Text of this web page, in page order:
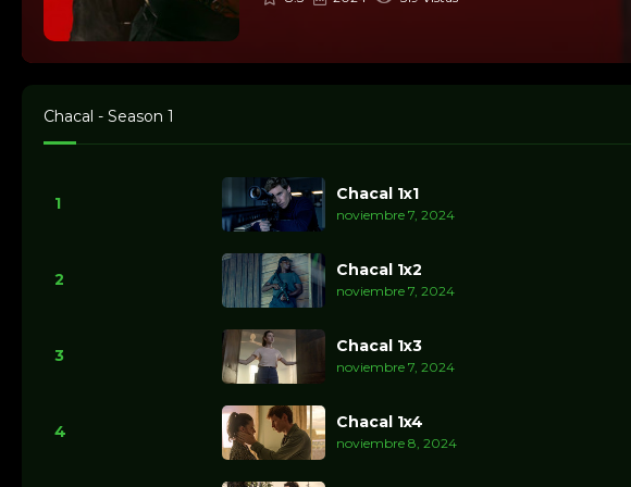
Chacal - Season 1
1 Chacal 1x1
noviembre 7, 2024
2 Chacal 1x2
noviembre 7, 2024
3 Chacal 1x3
noviembre 7, 2024
4 Chacal 1x4
noviembre 8, 2024